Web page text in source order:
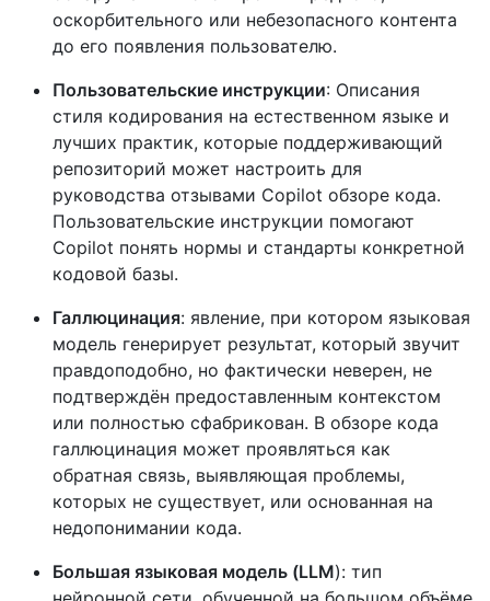
оскорбительного или небезопасного контента
до его появления пользователю.
Пользовательские инструкции: Описания
стиля кодирования на естественном языке и
лучших практик, которые поддерживающий
репозиторий может настроить для
руководства отзывами Copilot обзоре кода.
Пользовательские инструкции помогают
Copilot понять нормы и стандарты конкретной
кодовой базы.
Галлюцинация: явление, при котором языковая
модель генерирует результат, который звучит
правдоподобно, но фактически неверен, не
подтверждён предоставленным контекстом
или полностью сфабрикован. В обзоре кода
галлюцинация может проявляться как
обратная связь, выявляющая проблемы,
которых не существует, или основанная на
недопонимании кода.
Большая языковая модель (LLM): тип